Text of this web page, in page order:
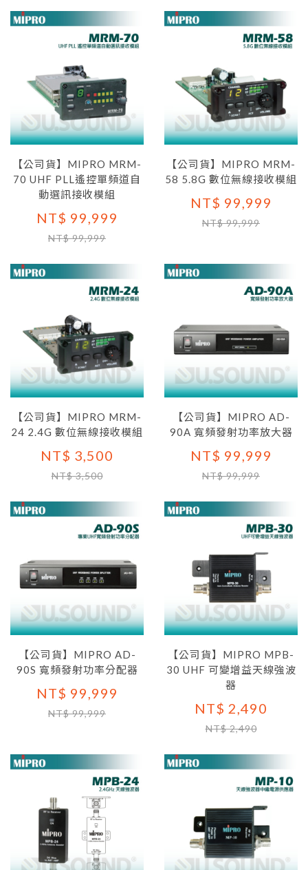
【公司貨】MIPRO MRM-
70 UHF PLL遙控單頻道自
動選訊接收模組
NT$ 99,999
NT$ 99,999
【公司貨】MIPRO MRM-
58 5.8G 數位無線接收模組
NT$ 99,999
NT$ 99,999
【公司貨】MIPRO MRM-
24 2.4G 數位無線接收模組
NT$ 3,500
NT$ 3,500
【公司貨】MIPRO AD-
90A 寬頻發射功率放大器
NT$ 99,999
NT$ 99,999
【公司貨】MIPRO AD-
90S 寬頻發射功率分配器
NT$ 99,999
NT$ 99,999
【公司貨】MIPRO MPB-
30 UHF 可變增益天線強波
器
NT$ 2,490
NT$ 2,490